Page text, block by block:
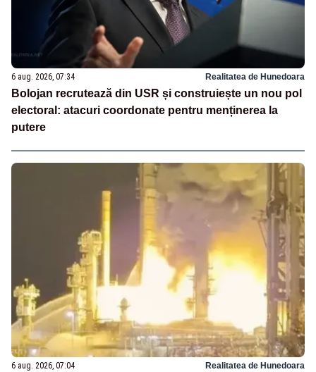
6 aug. 2026, 07:34 Realitatea de Hunedoara
Bolojan recrutează din USR și construiește un nou pol
electoral: atacuri coordonate pentru menținerea la
putere
6 aug. 2026, 07:04 Realitatea de Hunedoara